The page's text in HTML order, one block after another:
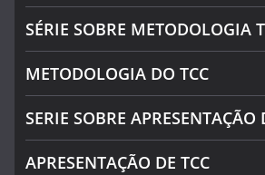
SÉRIE SOBRE METODOLOGIA
METODOLOGIA DO TCC
SERIE SOBRE APRESENTAÇÃO
APRESENTAÇÃO DE TCC